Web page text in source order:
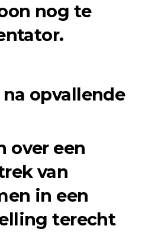
nog te
opvallende
over een
van
in een
terecht